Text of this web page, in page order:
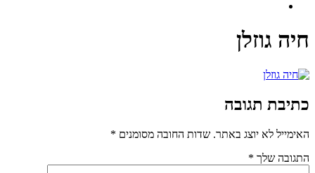
חיה גוזלן
כתיבת תגובה
האימייל לא יוצג באתר. שדות החובה מסומנים *
התגובה שלך *